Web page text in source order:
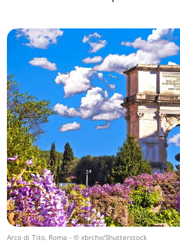
Arco di Tito, Roma - © xbrchx/Shutterstock